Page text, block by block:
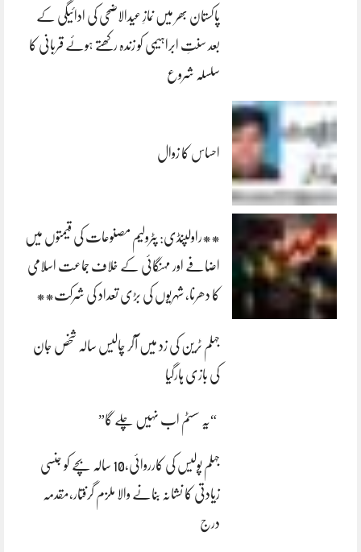
پاکستان بھر میں نمازِ عیدالاضحی کی ادائیگی کے
بعد سنتِ ابراہیمی کو زندہ رکھتے ہوئے قربانی کا
سلسلہ شروع
احساس کا زوال
**راولپنڈی: پٹرولیم مصنوعات کی قیمتوں میں
اضافے اور مہنگائی کے خلاف جماعت اسلامی
کا دھرنا، شہریوں کی بڑی تعداد کی شرکت**
جہلم ٹرین کی زد میں آکر چالیس سالہ شخص جان
کی بازی ہارگیا
“یہ سسٹم اب نہیں چلے گا”
جہلم پولیس کی کارروائی،10 سالہ بچے کو جنسی
زیادتی کا نشانہ بنانے والا ملزم گرفتار،مقدمہ
درج